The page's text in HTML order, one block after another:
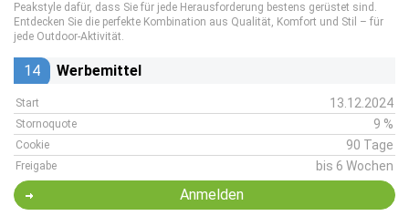
Peakstyle dafür, dass Sie für jede Herausforderung bestens gerüstet sind.
Entdecken Sie die perfekte Kombination aus Qualität, Komfort und Stil – für
jede Outdoor-Aktivität.
14 Werbemittel
Start 13.12.2024
Stornoquote 9 %
Cookie 90 Tage
Freigabe bis 6 Wochen
Anmelden